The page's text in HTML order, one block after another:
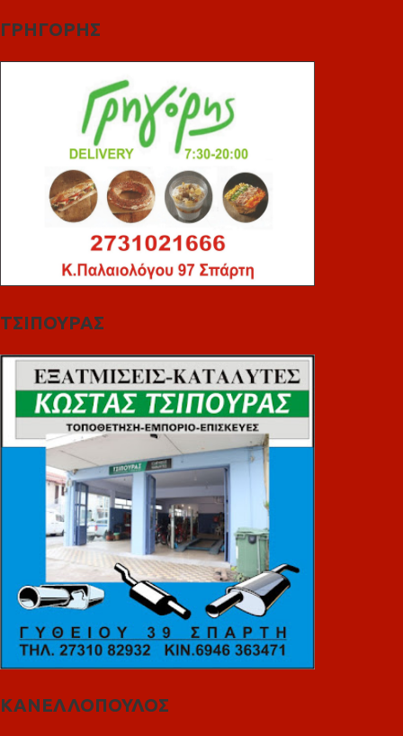
ΓΡΗΓΟΡΗΣ
ΤΣΙΠΟΥΡΑΣ
ΚΑΝΕΛΛΟΠΟΥΛΟΣ